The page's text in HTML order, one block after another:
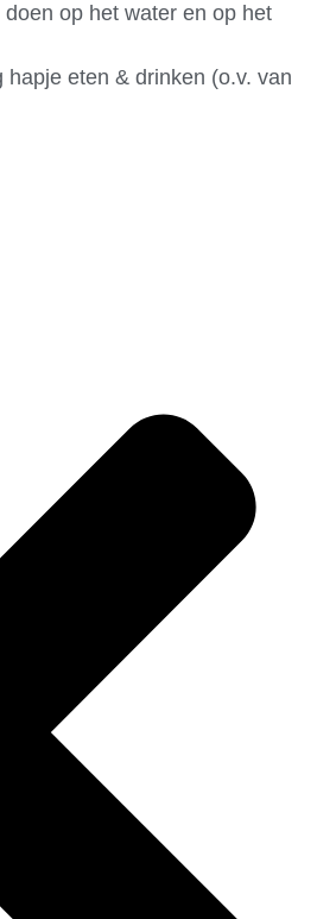
op het water en op het
hapje eten & drinken (o.v. van